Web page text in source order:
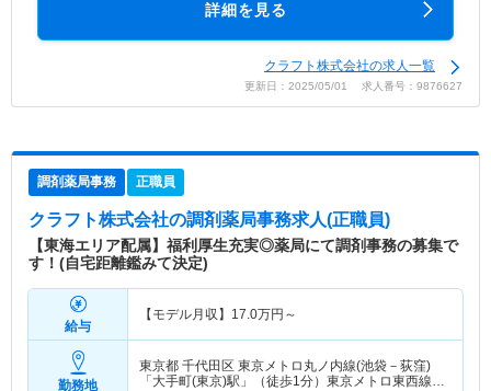
詳細を見る
クラフト株式会社の求人一覧
更新日：2025/05/01 求人番号：9876627
調剤薬局事務 正職員
クラフト株式会社の調剤薬局事務求人(正職員)
【東海エリア配属】福利厚生充実◎薬局にて調剤事務の募集で
す！(自宅距離鑑みて決定)
給与
【モデル月収】 17.0万円～
勤務地
東京都 千代田区 東京メトロ丸ノ内線(池袋－荻窪)
「大手町(東京)駅」（徒歩1分）東京メトロ東西線